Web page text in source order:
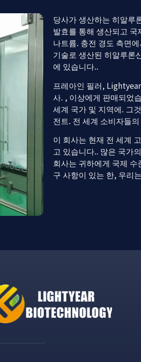
당사가 생산하는 히알루
발효를 통해 생산되고
나트륨. 충전 경도 측면
기술로 생산된 히알루론
에 있습니다..
프레아인 필러,
사. , 이상에게 판매되었
세계 국가 및 지역에. 그
전트. 전 세계 소비자들
이 회사는 현재 전 세계
고 있습니다.. 많은 국가
회사는 귀하에게 국제
구 사항이 있는 한, 우리